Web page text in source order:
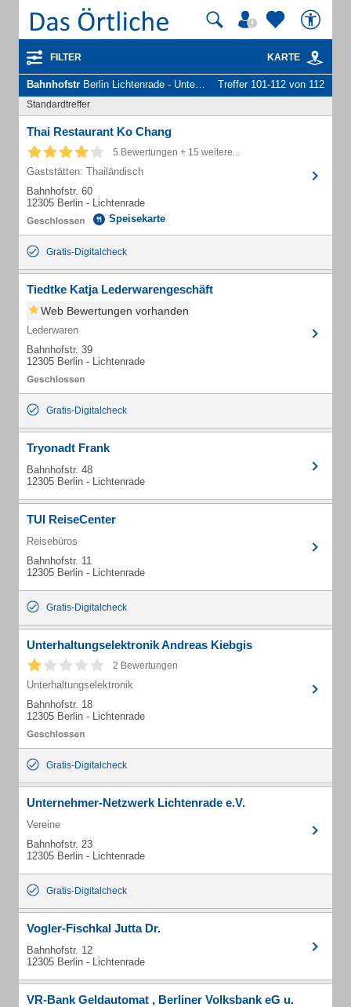
FILTER KARTE
Bahnhofstr Berlin Lichtenrade - Unternehmen und Personen Treffer 101-112 von 112
Standardtreffer
Thai Restaurant Ko Chang
5 Bewertungen + 15 weitere...
Gaststätten: Thailändisch
Bahnhofstr. 60
12305 Berlin - Lichtenrade
Speisekarte
Gratis-Digitalcheck
Tiedtke Katja Lederwarengeschäft
Web Bewertungen vorhanden
Lederwaren
Bahnhofstr. 39
12305 Berlin - Lichtenrade
Gratis-Digitalcheck
Tryonadt Frank
Bahnhofstr. 48
12305 Berlin - Lichtenrade
TUI ReiseCenter
Reisebüros
Bahnhofstr. 11
12305 Berlin - Lichtenrade
Gratis-Digitalcheck
Unterhaltungselektronik Andreas Kiebgis
2 Bewertungen
Unterhaltungselektronik
Bahnhofstr. 18
12305 Berlin - Lichtenrade
Gratis-Digitalcheck
Unternehmer-Netzwerk Lichtenrade e.V.
Vereine
Bahnhofstr. 23
12305 Berlin - Lichtenrade
Gratis-Digitalcheck
Vogler-Fischkal Jutta Dr.
Bahnhofstr. 12
12305 Berlin - Lichtenrade
VR-Bank Geldautomat , Berliner Volksbank eG u.